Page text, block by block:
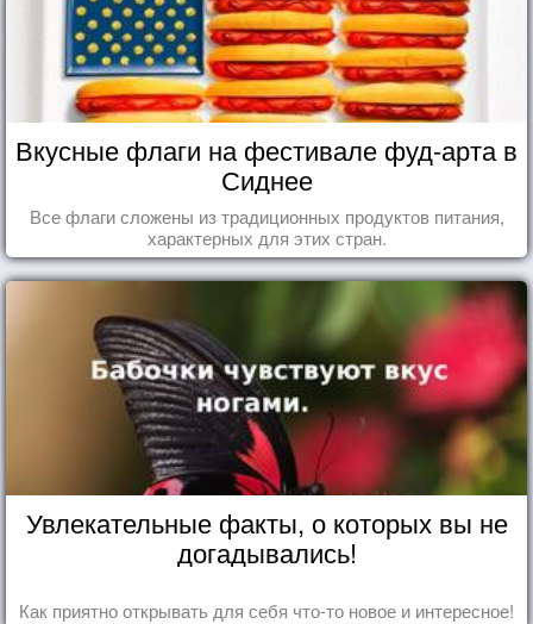
Вкусные флаги на фестивале фуд-арта в
Сиднее
Все флаги сложены из традиционных продуктов питания,
характерных для этих стран.
Увлекательные факты, о которых вы не
догадывались!
Как приятно открывать для себя что-то новое и интересное!